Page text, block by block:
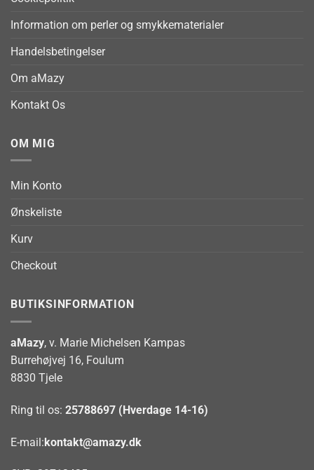
Information om perler og smykkematerialer
Handelsbetingelser
Om aMazy
Kontakt Os
OM MIG
Min Konto
Ønskeliste
Kurv
Checkout
BUTIKSINFORMATION
aMazy, v. Marie Michelsen Kampas
Burrehøjvej 16, Foulum
8830 Tjele
Ring til os: 25788697 (Hverdage 14-16)
E-mail:kontakt@amazy.dk